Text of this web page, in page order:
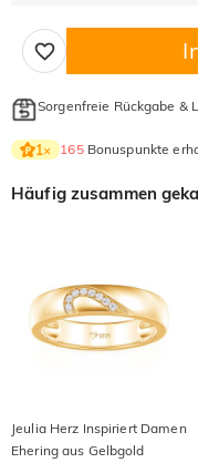
Sorgenfreie Rückgabe
1× 165Bonuspunkte
Häufig zusammen
Jeulia Herz Inspiriert Damen
Ehering aus Gelbgold